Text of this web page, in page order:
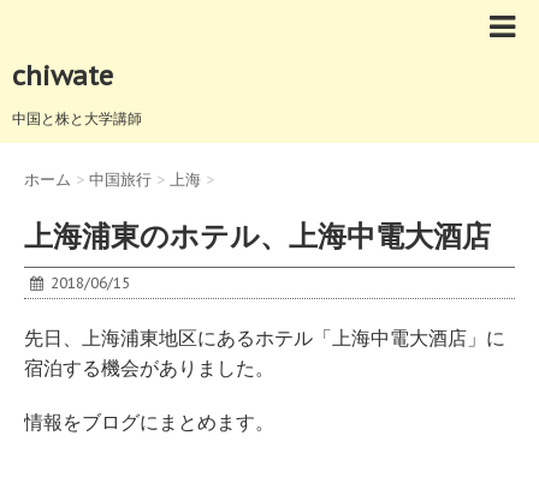
chiwate
中国と株と大学講師
ホーム > 中国旅行 > 上海 >
上海浦東のホテル、上海中電大酒店
2018/06/15
先日、上海浦東地区にあるホテル「上海中電大酒店」に
宿泊する機会がありました。
情報をブログにまとめます。